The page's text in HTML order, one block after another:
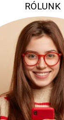
RÓLUNK